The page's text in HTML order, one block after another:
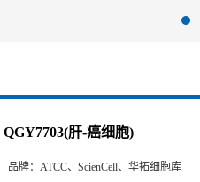
QGY7703(肝-癌细胞)
品牌： ATCC、ScienCell、华拓细胞库